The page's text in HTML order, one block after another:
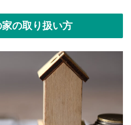
の取り扱い方